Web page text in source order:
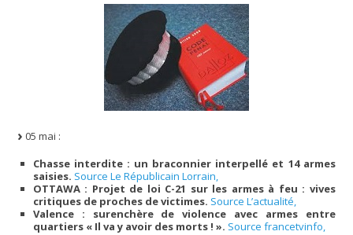
05 mai :
Chasse interdite : un braconnier interpellé et 14 armes
saisies. Source Le Républicain Lorrain,
OTTAWA : Projet de loi C-21 sur les armes à feu : vives
critiques de proches de victimes. Source L’actualité,
Valence : surenchère de violence avec armes entre
quartiers « Il va y avoir des morts ! ». Source francetvinfo,